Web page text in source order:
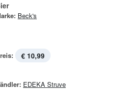
Beck's
€ 10,99
EDEKA Struve